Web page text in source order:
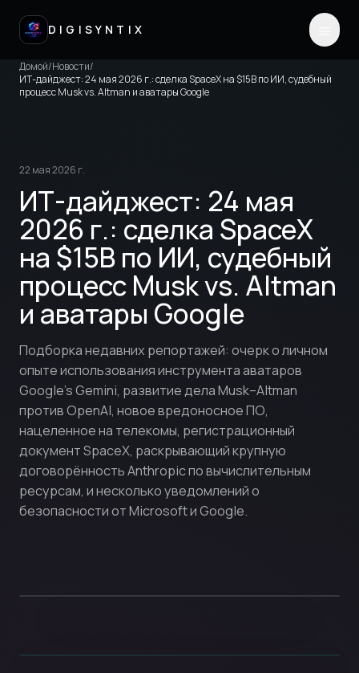
DIGISYNTIX
Домой/Новости/
ИТ-дайджест: 24 мая 2026 г.: сделка SpaceX на $15B по ИИ, судебный
процесс Musk vs. Altman и аватары Google
22 мая 2026 г.
ИТ-дайджест: 24 мая
2026 г.: сделка SpaceX
на $15B по ИИ, судебный
процесс Musk vs. Altman
и аватары Google
Подборка недавних репортажей: очерк о личном
опыте использования инструмента аватаров
Google’s Gemini, развитие дела Musk–Altman
против OpenAI, новое вредоносное ПО,
нацеленное на телекомы, регистрационный
документ SpaceX, раскрывающий крупную
договорённость Anthropic по вычислительным
ресурсам, и несколько уведомлений о
безопасности от Microsoft и Google.